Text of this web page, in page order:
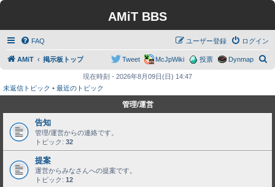
AMiT BBS
FAQ ログイン
ユーザー登録
AMiT 掲示板トップ Dynmap
投票
McJpWiki
Tweet
現在時刻 - 2026年8月09日(日) 14:47
未返信トピック • 最近のトピック
管理/運営
告知
管理/運営からの連絡です。
トピック: 32
提案
運営からみなさんへの提案です。
トピック: 12